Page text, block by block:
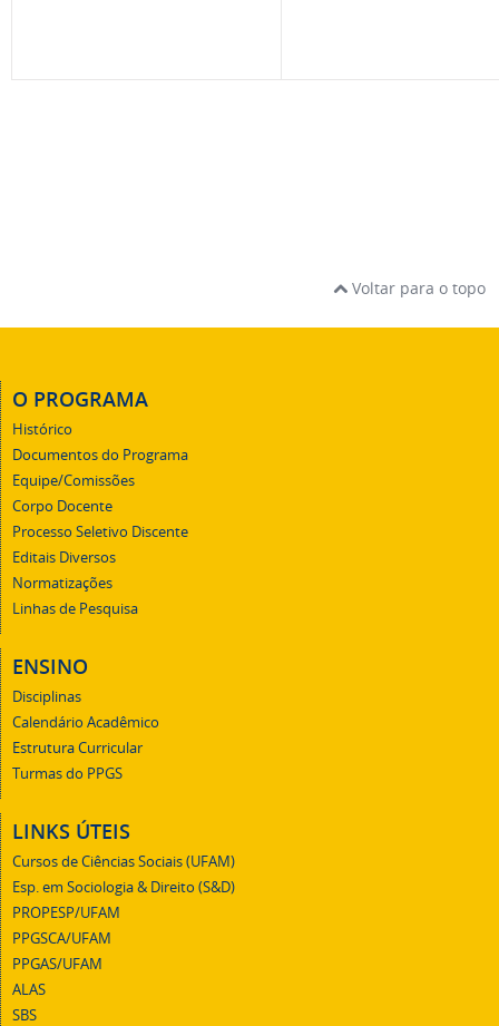
Voltar para o topo
O PROGRAMA
Histórico
Documentos do Programa
Equipe/Comissões
Corpo Docente
Processo Seletivo Discente
Editais Diversos
Normatizações
Linhas de Pesquisa
ENSINO
Disciplinas
Calendário Acadêmico
Estrutura Curricular
Turmas do PPGS
LINKS ÚTEIS
Cursos de Ciências Sociais (UFAM)
Esp. em Sociologia & Direito (S&D)
PROPESP/UFAM
PPGSCA/UFAM
PPGAS/UFAM
ALAS
SBS